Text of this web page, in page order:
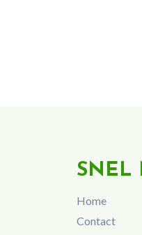
SNEL
Home
Contact